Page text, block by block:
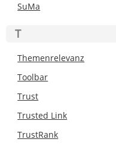
SuMa
T
Themenrelevanz
Toolbar
Trust
Trusted Link
TrustRank